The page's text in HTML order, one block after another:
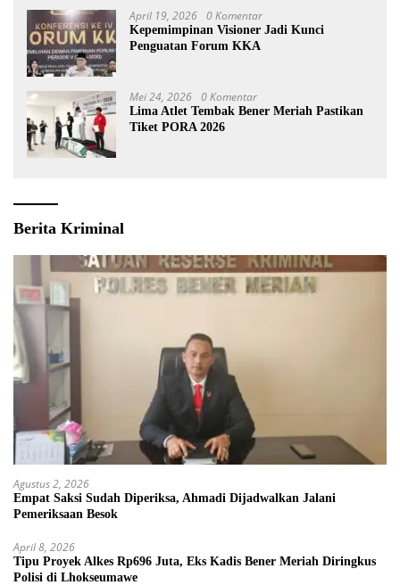
April 19, 2026 0 Komentar
Kepemimpinan Visioner Jadi Kunci
Penguatan Forum KKA
Mei 24, 2026 0 Komentar
Lima Atlet Tembak Bener Meriah Pastikan
Tiket PORA 2026
Berita Kriminal
Agustus 2, 2026
Empat Saksi Sudah Diperiksa, Ahmadi Dijadwalkan Jalani
Pemeriksaan Besok
April 8, 2026
Tipu Proyek Alkes Rp696 Juta, Eks Kadis Bener Meriah Diringkus
Polisi di Lhokseumawe